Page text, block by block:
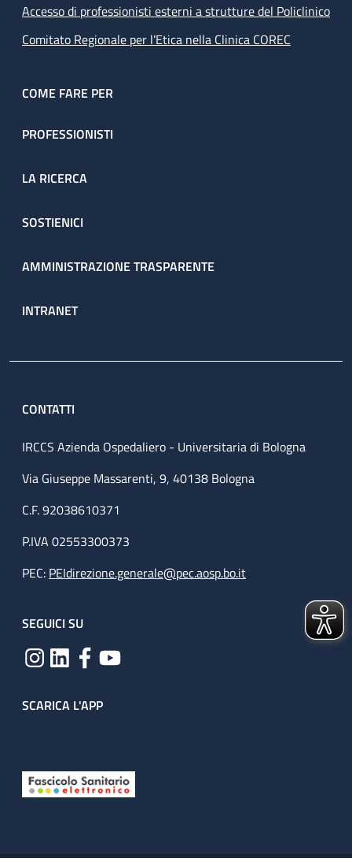
Accesso di professionisti esterni a strutture del Policlinico
Comitato Regionale per l’Etica nella Clinica COREC
COME FARE PER
PROFESSIONISTI
LA RICERCA
SOSTIENICI
AMMINISTRAZIONE TRASPARENTE
INTRANET
CONTATTI
IRCCS Azienda Ospedaliero - Universitaria di Bologna
Via Giuseppe Massarenti, 9, 40138 Bologna
C.F. 92038610371
P.IVA 02553300373
PEC: PEIdirezione.generale@pec.aosp.bo.it
SEGUICI SU
SCARICA L'APP